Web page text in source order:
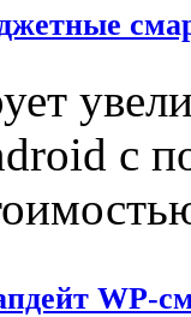
с
WP-